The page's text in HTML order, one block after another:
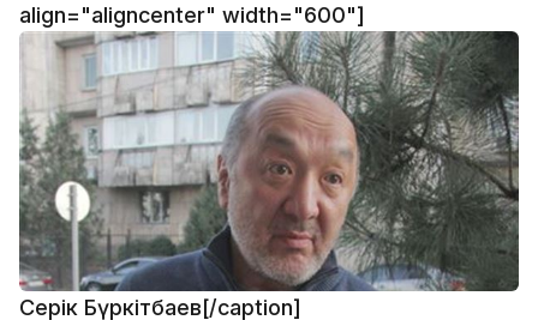
align="aligncenter" width="600"]
Серік Бүркітбаев[/caption]